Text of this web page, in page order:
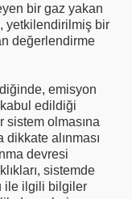
bir gaz yakan
yetkilendirilmiş bir
değerlendirme
emisyon
edildiği
sistem olmasına
alınması
devresi
sistemde
ile ilgili bilgiler